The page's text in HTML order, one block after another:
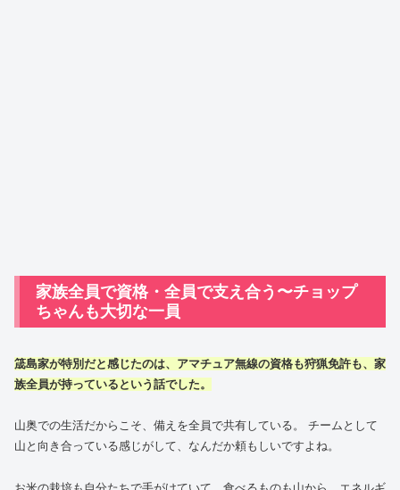
家族全員で資格・全員で支え合う〜チョップ
ちゃんも大切な一員
筬島家が特別だと感じたのは、アマチュア無線の資格も狩猟免許も、家
族全員が持っているという話でした。
山奥での生活だからこそ、備えを全員で共有している。 チームとして
山と向き合っている感じがして、なんだか頼もしいですよね。